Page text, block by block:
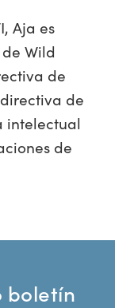
Aja es
Wild
de
de
intelectual
de
boletín